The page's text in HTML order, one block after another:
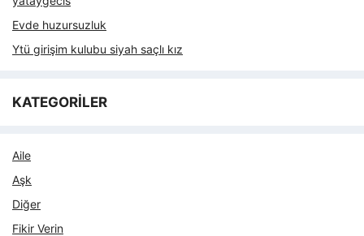
Evde huzursuzluk
Ytü girişim kulubu siyah saçlı kız
KATEGORİLER
Aile
Aşk
Diğer
Fikir Verin